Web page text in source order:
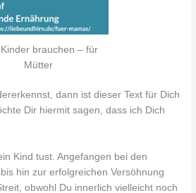
brauchen – für
Mütter
dann ist dieser Text für Dich
Dir hiermit sagen, dass ich Dich
Kind tust. Angefangen bei den
hin zur erfolgreichen Versöhnung
obwohl Du innerlich vielleicht noch